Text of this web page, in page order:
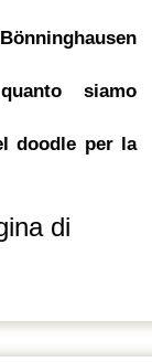
siamo
doodle per la
di